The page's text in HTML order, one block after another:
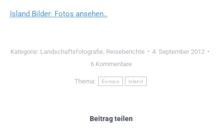
Island Bilder: Fotos ansehen..
Kategorie: Landschaftsfotografie, Reiseberichte
4. September 2012
6 Kommentare
Thema: Europa Island
Beitrag teilen